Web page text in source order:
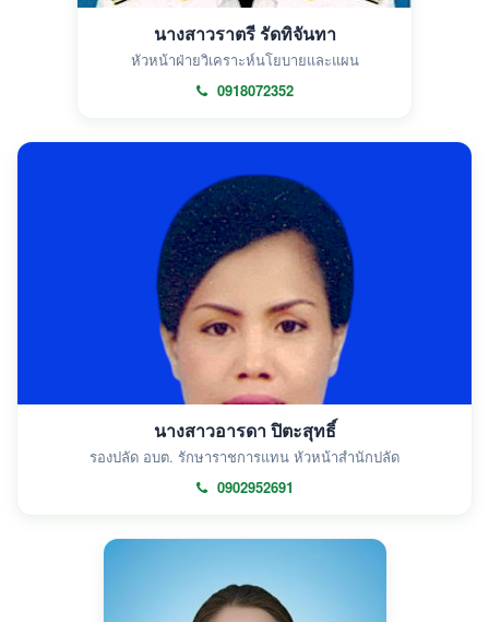
นางสาวราตรี รัดทิจันทา
หัวหน้าฝ่ายวิเคราะห์นโยบายและแผน
0918072352
นางสาวอารดา ปิตะสุทธิ์
รองปลัด อบต. รักษาราชการแทน หัวหน้าสำนักปลัด
0902952691